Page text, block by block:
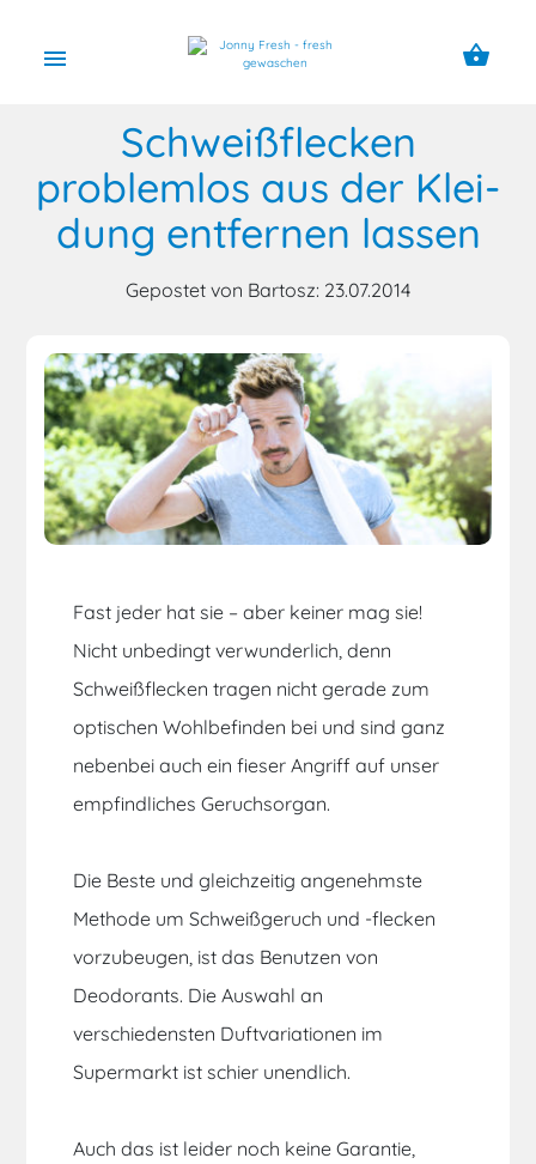
menu shopping_basket
Schweißflecken
problemlos aus der Klei­
dung entfernen lassen
Gepostet von Bartosz: 23.07.2014
Fast jeder hat sie – aber keiner mag sie!
Nicht unbedingt verwunderlich, denn
Schweißflecken tragen nicht ge­ra­de zum
optischen Wohlbefinden bei und sind ganz
nebenbei auch ein fieser Angriff auf unser
emp­find­liches Geruchsorgan.
Die Beste und gleichzeitig angenehmste
Methode um Schweißgeruch und -flecken
vorzubeugen, ist das Be­nut­zen von
Deodorants. Die Auswahl an
verschiedensten Duftvariationen im
Supermarkt ist schier unendlich.
Auch das ist leider noch keine Garantie,